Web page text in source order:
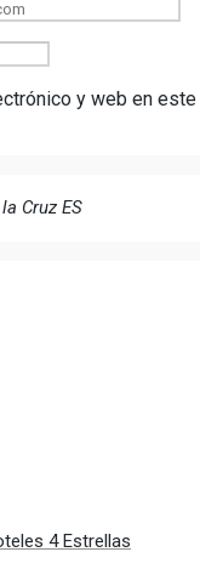
y web en
Cruz ES
4 Estrellas